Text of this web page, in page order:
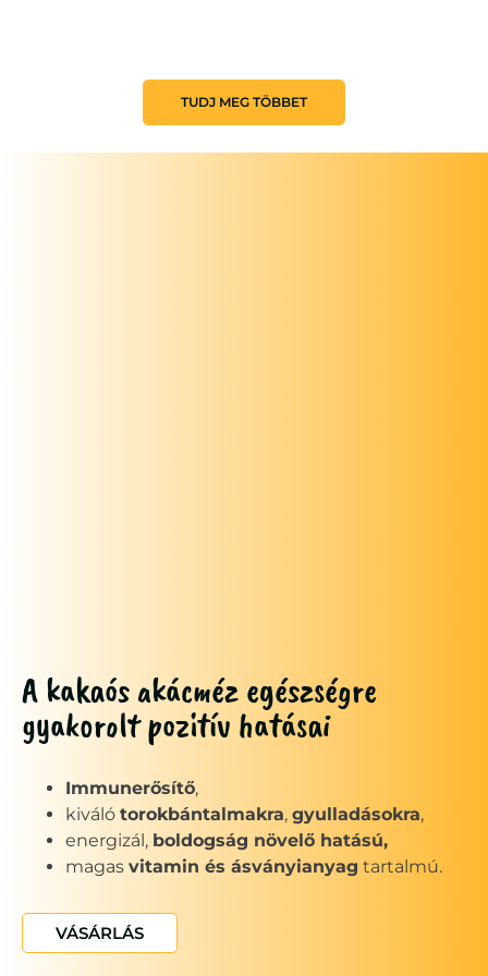
TUDJ MEG TÖBBET
A kakaós akácméz egészségre
gyakorolt pozitív hatásai
Immunerősítő,
kiváló torokbántalmakra, gyulladásokra,
energizál, boldogság növelő hatású,
magas vitamin és ásványianyag tartalmú.
VÁSÁRLÁS